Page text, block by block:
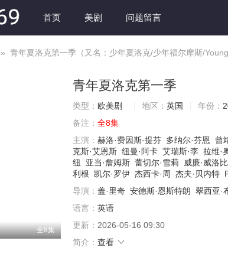
首页 美剧 问题留言
» 青年夏洛克第一季（又名：少年夏洛克/少年福尔摩斯/
全8集
青年夏洛克第一季
类型： 欧美剧 地区： 英国 年份：
备注： 全8集
主演： 赫洛·费因斯-提芬 多纳尔·芬恩 曾
克斯·艾恩斯 纽曼·阿卡 艾瑞斯·李 拉维·
纽
亚当·詹姆斯 蕾切尔·雪莉 威廉·威洛比
利根 凯尔·罗伊 杰西卡·周 杰夫·贝内特
导演： 盖·里奇 安德斯·恩斯特朗 翠西亚·
语言： 英语
更新： 2026-05-16 09:30
简介： 查看